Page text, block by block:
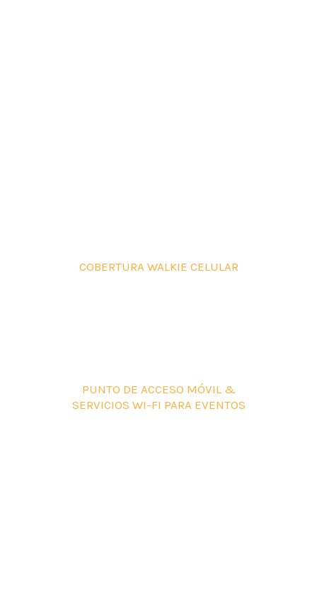
COBERTURA WALKIE CELULAR
PUNTO DE ACCESO MÓVIL &
SERVICIOS WI-FI PARA EVENTOS